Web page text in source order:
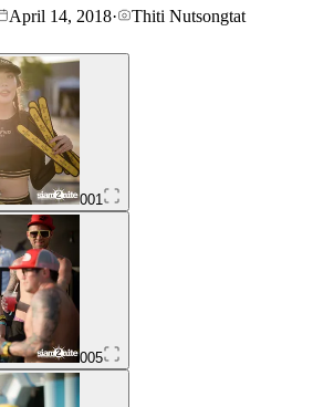
April 14, 2018· Thiti Nutsongtat
001
005